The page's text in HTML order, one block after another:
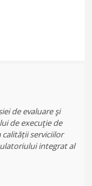
de evaluare şi
de execuţie de
serviciilor
integrat al